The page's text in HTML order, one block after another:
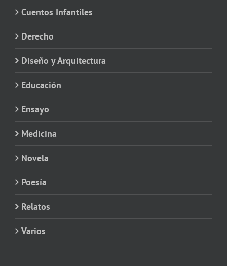
Cuentos Infantiles
Derecho
Diseño y Arquitectura
Educación
Ensayo
Medicina
Novela
Poesía
Relatos
Varios